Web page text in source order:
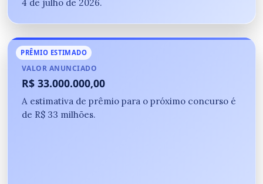
4 de julho de 2026.
PRÊMIO ESTIMADO
VALOR ANUNCIADO
R$ 33.000.000,00
A estimativa de prêmio para o próximo concurso é
de R$ 33 milhões.